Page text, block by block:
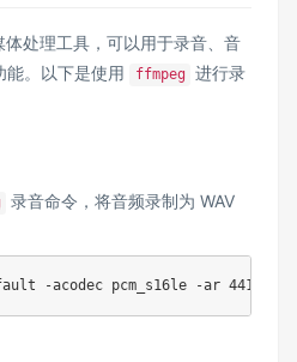
处理工具，可以用于录音、音
能。以下是使用
ffmpeg
进行录
录音命令，将音频录制为 WAV
-acodec pcm_s16le -ar 44100 -